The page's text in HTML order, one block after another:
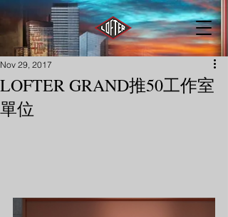
LOFTER GRAND推50工作室
單位
Nov 29, 2017